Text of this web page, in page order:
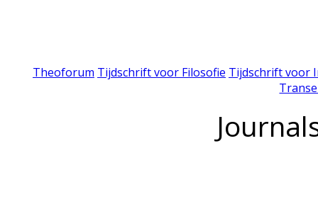
Theoforum Tijdschrift voor Filosofie Tijdschrift voor